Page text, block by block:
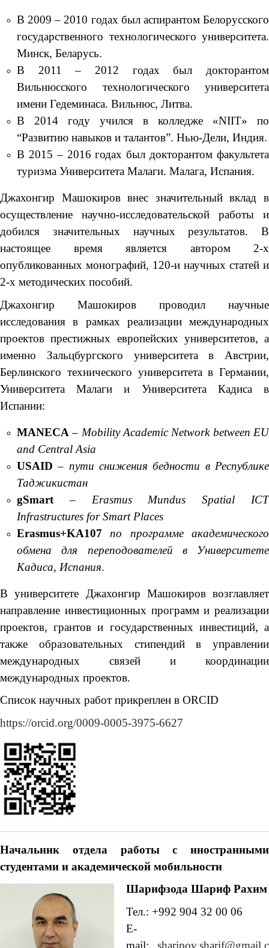
В 2009 – 2010 годах был аспирантом Белорусского
государственного технологического университета.
Минск, Беларусь.
В 2011 – 2012 годах был докторантом
Вильнюсского технологического университета
имени Гедеминаса. Вильнюс, Литва.
В 2014 году учился в колледже «NIIT» по
“Развитию навыков и талантов”. Нью-Дели, Индия.
В 2015 – 2016 годах был докторантом факультета
туризма Университета Малаги. Малага, Испания.
Джахонгир Машокиров внес значительный вклад в
осуществление научно-исследовательской работы и
добился значительных научных результатов. В
настоящее время является автором 2-х
опубликованных монографий, 120-и научных статей и
2-х методических пособий.
Джахонгир Машокиров проводил научные
исследования в рамках реализации международных
проектов престижных европейских университетов, а
именно Зальцбургского университета в Австрии,
Берлинского технического университета в Германии,
Университета Малаги и Университета Кадиса в
Испании:
MANECA – Mobility Academic Network between EU
and Central Asia
USAID – пути снижения бедности в Республике
Таджикистан
gSmart – Erasmus Mundus Spatial ICT
Infrastructures for Smart Places
Erasmus+KA107
по программе академического
обмена для переподователей в Университете
Кадиса, Испания.
В университете Джахонгир Машокиров возглавляет
направление инвестиционных программ и реализации
проектов, грантов и государственных инвестиций, а
также образовательных стипендий в управлении
международных связей и координации
международных проектов.
Список научных работ прикреплен в ORCID
https://orcid.org/0009-0005-3975-6627
Начальник отдела работы с иностранными
студентами и академической мобильности
Шарифзода Шариф Рахим
Тел.: +992 904 32 00 06
E-
mail: sharipov.sharif@gmail.c